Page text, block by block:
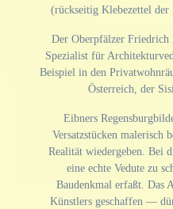
(rückseitig Klebezettel der
Der Oberpfälzer
Spezialist für
Beispiel in den
Österreich, der
Eibners
Versatzstücken malerisch
Realität wiedergeben. Bei
eine echte Vedute zu
Baudenkmal erfaßt. Das
Künstlers geschaffen —